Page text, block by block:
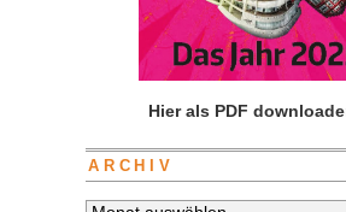
Hier als PDF
ARCHIV